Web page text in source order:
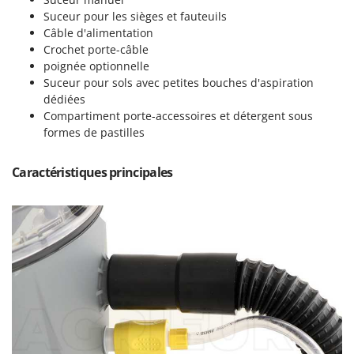
Perches Élagueuses
Pétrins à Spirale
Piscines
Planteuses de pommes de terre pour tracteur
Plateaux de coupe pour tracteur
Plumeuses
Pompes de transfert
Postes à souder
Poussoirs à saucisse
Presses à pellets
Pressoirs à fruits
Pressoirs à Raisin
Francini
G3 Ferrari
Gardena
Garofalo
GeoTech
Gierre
Ginko - MGM
Gipeco
Girmi
GreenBay
Greenworks
Suceur pour les sièges et fauteuils
Câble d'alimentation
Crochet porte-câble
poignée optionnelle
Suceur pour sols avec petites bouches d'aspiration
dédiées
Compartiment porte-accessoires et détergent sous
formes de pastilles
Caractéristiques principales